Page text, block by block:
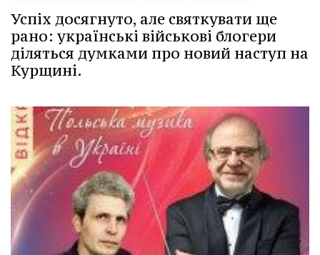
Успіх досягнуто, але святкувати ще
рано: українські військові блогери
діляться думками про новий наступ на
Курщині.